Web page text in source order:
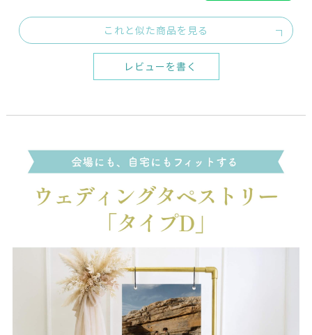
これと似た商品を見る
レビューを書く